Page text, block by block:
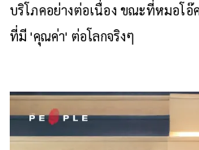
บริโภคอย่างต่อเนื่อง ขณะที่หมอโ
ที่มี 'คุณค่า' ต่อโลกจริงๆ